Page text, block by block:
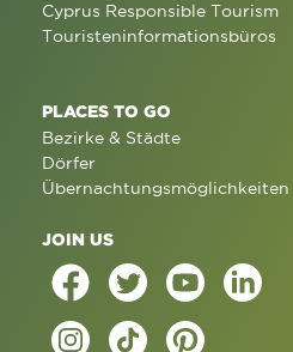
Cyprus Responsible Tourism
Touristeninformationsbüros
PLACES TO GO
Bezirke & Städte
Dörfer
Übernachtungsmöglichkeiten
JOIN US